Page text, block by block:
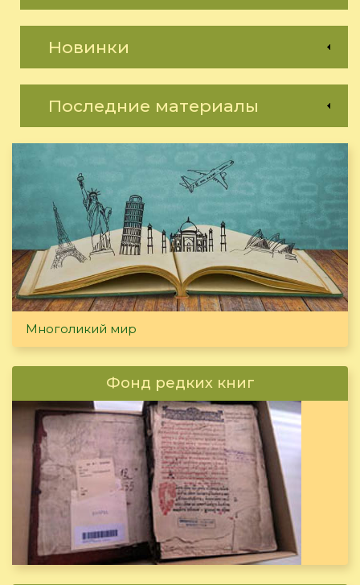
Новинки
Последние материалы
Многоликий мир
Фонд редких книг